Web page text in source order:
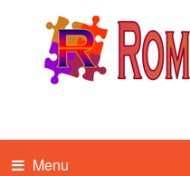
Menu